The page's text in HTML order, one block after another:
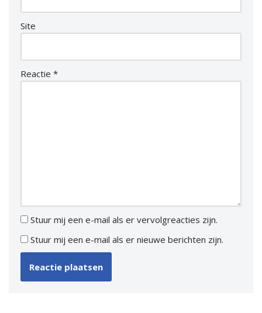
Site
Reactie *
Stuur mij een e-mail als er vervolgreacties zijn.
Stuur mij een e-mail als er nieuwe berichten zijn.